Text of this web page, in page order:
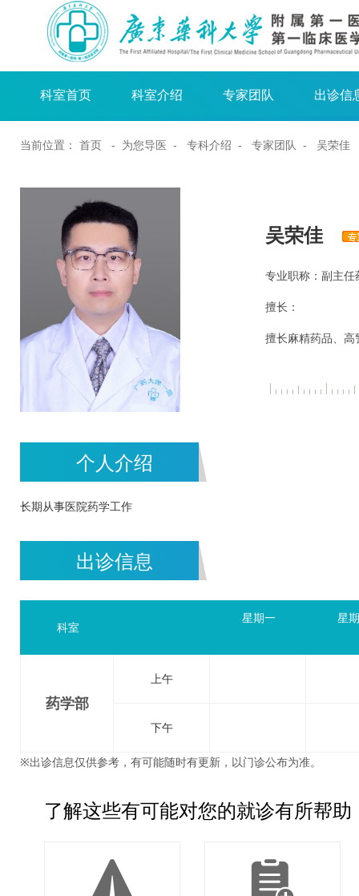
科室首页 科室介绍 专家团队 出诊信
当前位置： 首页 - 为您导医 - 专科介绍 - 专家团队 - 吴荣佳
吴荣佳
专业职称：副主任
擅长：
擅长麻精药品、高
个人介绍
长期从事医院药学工作
出诊信息
科室
星期一 星
药学部
上午
下午
※出诊信息仅供参考，有可能随时有更新，以门诊公布为准。
了解这些有可能对您的就诊有所帮助